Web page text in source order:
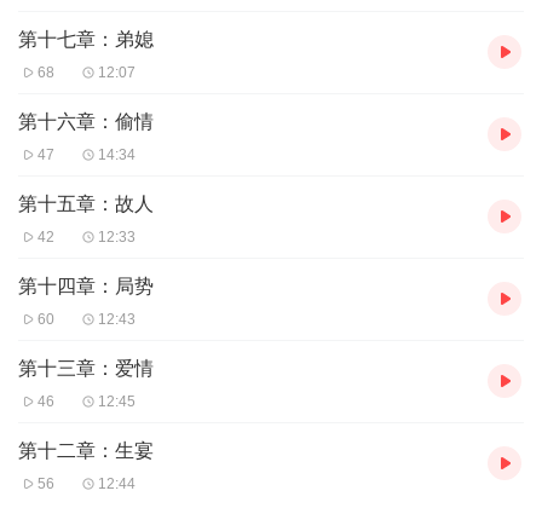
第十七章：弟媳
68 12:07
第十六章：偷情
47 14:34
第十五章：故人
42 12:33
第十四章：局势
60 12:43
第十三章：爱情
46 12:45
第十二章：生宴
56 12:44